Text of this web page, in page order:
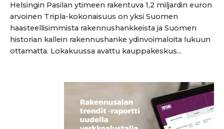
Helsingin Pasilan ytimeen rakentuva 1,2 miljardin euron
arvoinen Tripla-kokonaisuus on yksi Suomen
haasteellisimmista rakennushankkeista ja Suomen
historian kallein rakennushanke ydinvoimaloita lukuun
ottamatta. Lokakuussa avattu kauppakeskus...